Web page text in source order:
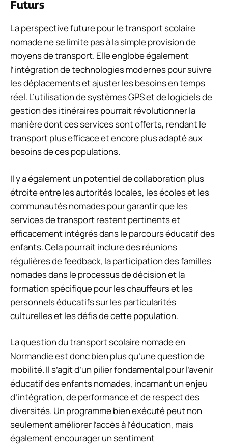
Futurs
La perspective future pour le transport scolaire
nomade ne se limite pas à la simple provision de
moyens de transport. Elle englobe également
l’intégration de technologies modernes pour suivre
les déplacements et ajuster les besoins en temps
réel. L’utilisation de systèmes GPS et de logiciels de
gestion des itinéraires pourrait révolutionner la
manière dont ces services sont offerts, rendant le
transport plus efficace et encore plus adapté aux
besoins de ces populations.
Il y a également un potentiel de collaboration plus
étroite entre les autorités locales, les écoles et les
communautés nomades pour garantir que les
services de transport restent pertinents et
efficacement intégrés dans le parcours éducatif des
enfants. Cela pourrait inclure des réunions
régulières de feedback, la participation des familles
nomades dans le processus de décision et la
formation spécifique pour les chauffeurs et les
personnels éducatifs sur les particularités
culturelles et les défis de cette population.
La question du transport scolaire nomade en
Normandie est donc bien plus qu’une question de
mobilité. Il s’agit d’un pilier fondamental pour l’avenir
éducatif des enfants nomades, incarnant un enjeu
d’intégration, de performance et de respect des
diversités. Un programme bien exécuté peut non
seulement améliorer l’accès à l’éducation, mais
également encourager un sentiment